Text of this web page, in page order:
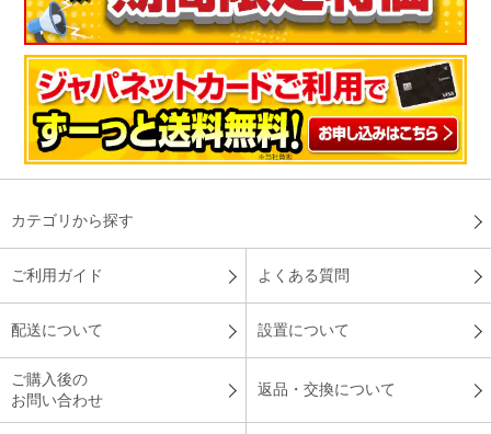
カテゴリから探す
ご利用ガイド よくある質問
配送について 設置について
ご購入後の
お問い合わせ
返品・交換について